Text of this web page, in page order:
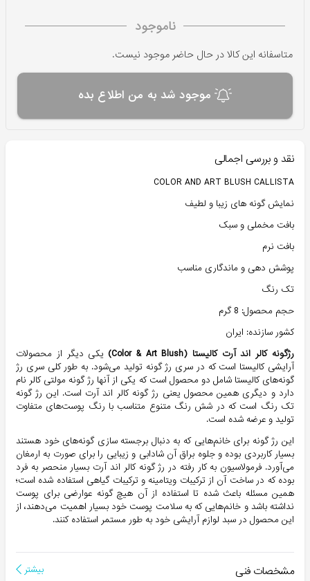
ناموجود
متاسفانه این کالا در حال حاضر موجود نیست.
موجود شد به من اطلاع بده
نقد و بررسی اجمالی
COLOR AND ART BLUSH CALLISTA
نمایش گونه های زیبا و لطیف
بافت مخملی و سبک
بافت نرم
پوشش دهی و ماندگاری مناسب
تک رنگ
حجم محصول: 8 گرم
کشور سازنده: ایران
رژگونه کالر اند آرت کالیستا (Color & Art Blush)
یکی دیگر از محصولات
آرایشی کالیستا است که در سری رژ گونه تولید می‌شود. به طور کلی سری رژ
گونه‌های کالیستا شامل دو محصول است که یکی از آنها رژ گونه مولتی کالر نام
دارد و دیگری همین محصول یعنی رژ گونه کالر اند آرت است. این رژ گونه
تک رنگ است که در شش رنگ متنوع متناسب با رنگ پوست‌های متفاوت
تولید و عرضه شده است.
این رژ گونه برای خانم‌هایی که به دنبال برجسته سازی گونه‌های خود هستند
بسیار کاربردی بوده و جلوه براق آن شادابی و زیبایی را برای صورت به ارمغان
می‌آورد. فرمولاسیون به کار رفته در رژ گونه کالر اند آرت بسیار منحصر به فرد
بوده که در ساخت آن از ترکیبات ویتامینه و ترکیبات گیاهی استفاده شده است؛
همین مسئله باعث شده تا استفاده از آن هیچ گونه عوارضی برای پوست
نداشته باشد و خانم‌هایی که به سلامت پوست خود بسیار اهمیت می‌دهند، از
این محصول در سبد لوازم آرایشی خود به طور مستمر استفاده کنند.
مشخصات فنی بیشتر